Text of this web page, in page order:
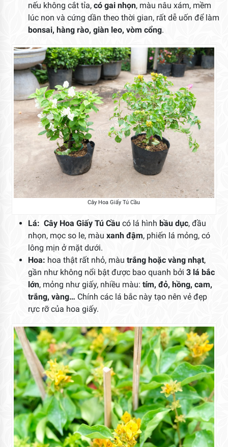
nếu không cắt tỉa, có gai nhọn, màu nâu xám, mềm
lúc non và cứng dần theo thời gian, rất dễ uốn để làm
bonsai, hàng rào, giàn leo, vòm cổng.
Cây Hoa Giấy Tú Cầu
Lá: Cây Hoa Giấy Tú Cầu có lá hình bầu dục, đầu
nhọn, mọc so le, màu xanh đậm, phiến lá mỏng, có
lông mịn ở mặt dưới.
Hoa: hoa thật rất nhỏ, màu trắng hoặc vàng nhạt,
gần như không nổi bật được bao quanh bởi 3 lá bắc
lớn, mỏng như giấy, nhiều màu: tím, đỏ, hồng, cam,
trắng, vàng… Chính các lá bắc này tạo nên vẻ đẹp
rực rỡ của hoa giấy.